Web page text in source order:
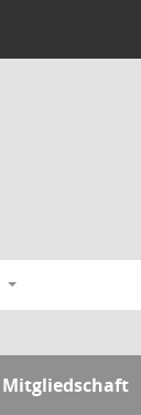
Mitgliedschaft